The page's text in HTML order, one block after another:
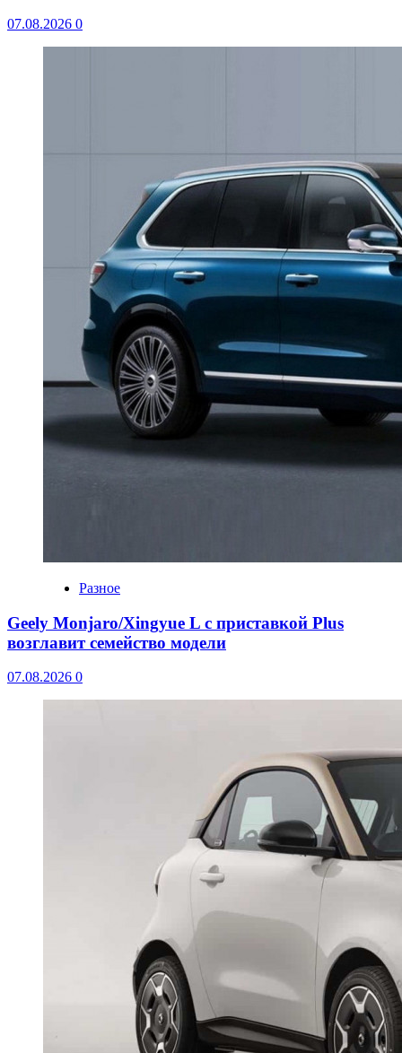
07.08.2026 0
Разное
Geely Monjaro/Xingyue L с приставкой Plus
возглавит семейство модели
07.08.2026 0